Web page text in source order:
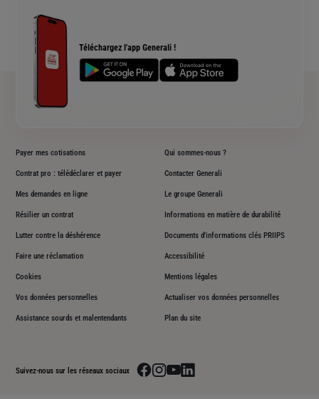
Téléchargez l'app Generali !
Devis assurance chien ou chat
Rendements fonds euros Generali
Accessibilité sourds et malentendants
Plan du site
Payer mes cotisations
Contrat pro : télédéclarer et payer
Mes demandes en ligne
Résilier un contrat
Lutter contre la déshérence
Faire une réclamation
Qui sommes-nous ?
Contacter Generali
Le groupe Generali
Informations en matière de durabilité
Documents d'informations clés PRIIPS
Accessibilité
Cookies Mentions légales
Vos données personnelles Actualiser vos données personnelles
Assistance sourds et malentendants Plan du site
Suivez-nous sur les réseaux sociaux Aller sur la page facebook de Generali
Aller sur la page instagram de Generali
Aller sur la page youtube de Generali
Aller sur la page linkedin de